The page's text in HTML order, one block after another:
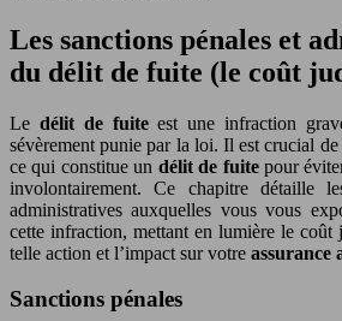
Les sanctions pénales et
du délit de fuite (le coût
Le délit de fuiteest une infraction
sévèrement punie par la loi. Il est crucial
ce qui constitue un délit de fuite pour
involontairement. Ce chapitre détaille
administratives auxquelles vous vous
cette infraction, mettant en lumière le coût
telle action et l’impact sur votre assurance
Sanctions pénales